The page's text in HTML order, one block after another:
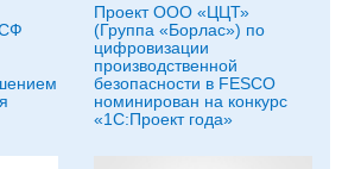
Проект ООО «ЦЦТ»
(Группа «Борлас») по
цифровизации
производственной
безопасности в FESCO
номинирован на конкурс
«1С:Проект года»